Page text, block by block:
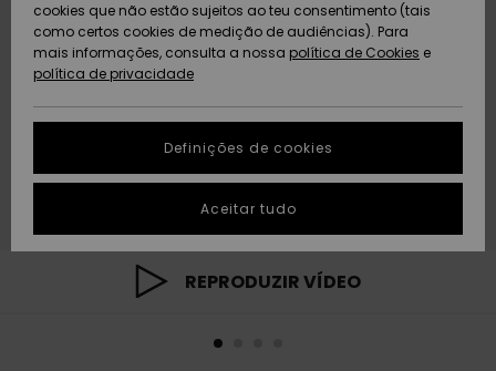
Artigos
recém-
chegados
Coleções
Artigos
recém-
chegados
Highlights
Community
AJUDA
Protecção de
dados
Guia de
tamanhos
conversa para
obteres a
resposta mais
rápida à tua
pergunta.
Iniciar uma
conversa
SUSTAINABILITY
PRESENTE
REPRODUZIR VÍDEO
cookies que não estão sujeitos ao teu consentimento (tais
como certos cookies de medição de audiências). Para
mais informações, consulta a nossa política de Cookies e
política de privacidade
Definições de cookies
Aceitar tudo